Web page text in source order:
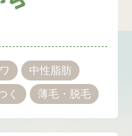
中性脂肪
く 薄毛・脱毛